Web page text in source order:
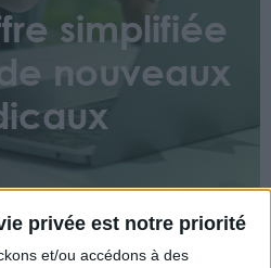
privée est notre priorité
et/ou accédons à des
simplifiée
nouveaux